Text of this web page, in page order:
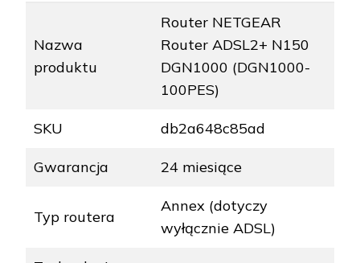
Nazwa
produktu
Router NETGEAR
Router ADSL2+ N150
DGN1000 (DGN1000-
100PES)
SKU db2a648c85ad
Gwarancja 24 miesiące
Typ routera
Annex (dotyczy
wyłącznie ADSL)